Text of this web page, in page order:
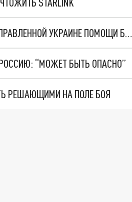
В ПЕНТАГОНЕ НАШЛИ ОБЪЯСНЕНИЕ, ПОЧЕМУ СТОИМОСТЬ ОТПРАВЛЕННОЙ УКРАИНЕ ПОМОЩИ БЫЛА ЗАВЫШЕНА НА $3 МЛРД
“МОЖЕТ БЫТЬ ОПАСНО”
РЕШАЮЩИМИ НА ПОЛЕ БОЯ